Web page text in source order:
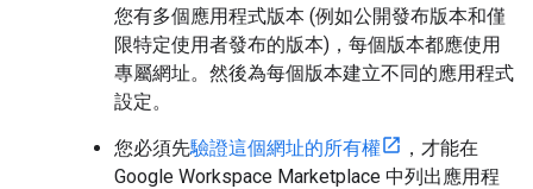
您有多個應用程式版本 (例如公開發布版本和僅
限特定使用者發布的版本)，每個版本都應使用
專屬網址。然後為每個版本建立不同的應用程式
設定。
您必須先驗證這個網址的所有權
，才能在
Google Workspace Marketplace 中列出應用程